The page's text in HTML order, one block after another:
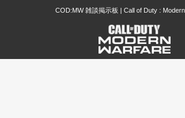
COD:MW 雑談掲示板 | Call of Duty :